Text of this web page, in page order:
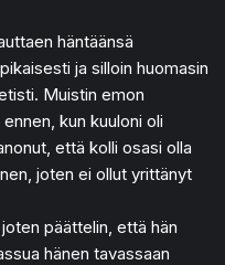
häntäänsä
ja silloin huomasin
Muistin emon
kun kuuloni oli
että kolli osasi olla
joten ei ollut yrittänyt
päättelin, että hän
hänen tavassaan